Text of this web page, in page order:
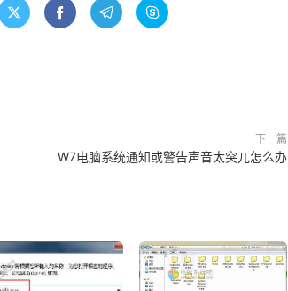
   
下一篇
W7电脑系统通知或警告声音太突兀怎么办